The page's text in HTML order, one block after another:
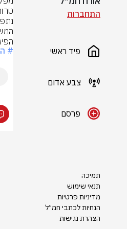
התחברות
פיד ראשי
צבע אדום
פרסם
תמיכה
תנאי שימוש
מדיניות פרטיות
הנחיות לכתבי חמ״ל
הצהרת נגישות
#